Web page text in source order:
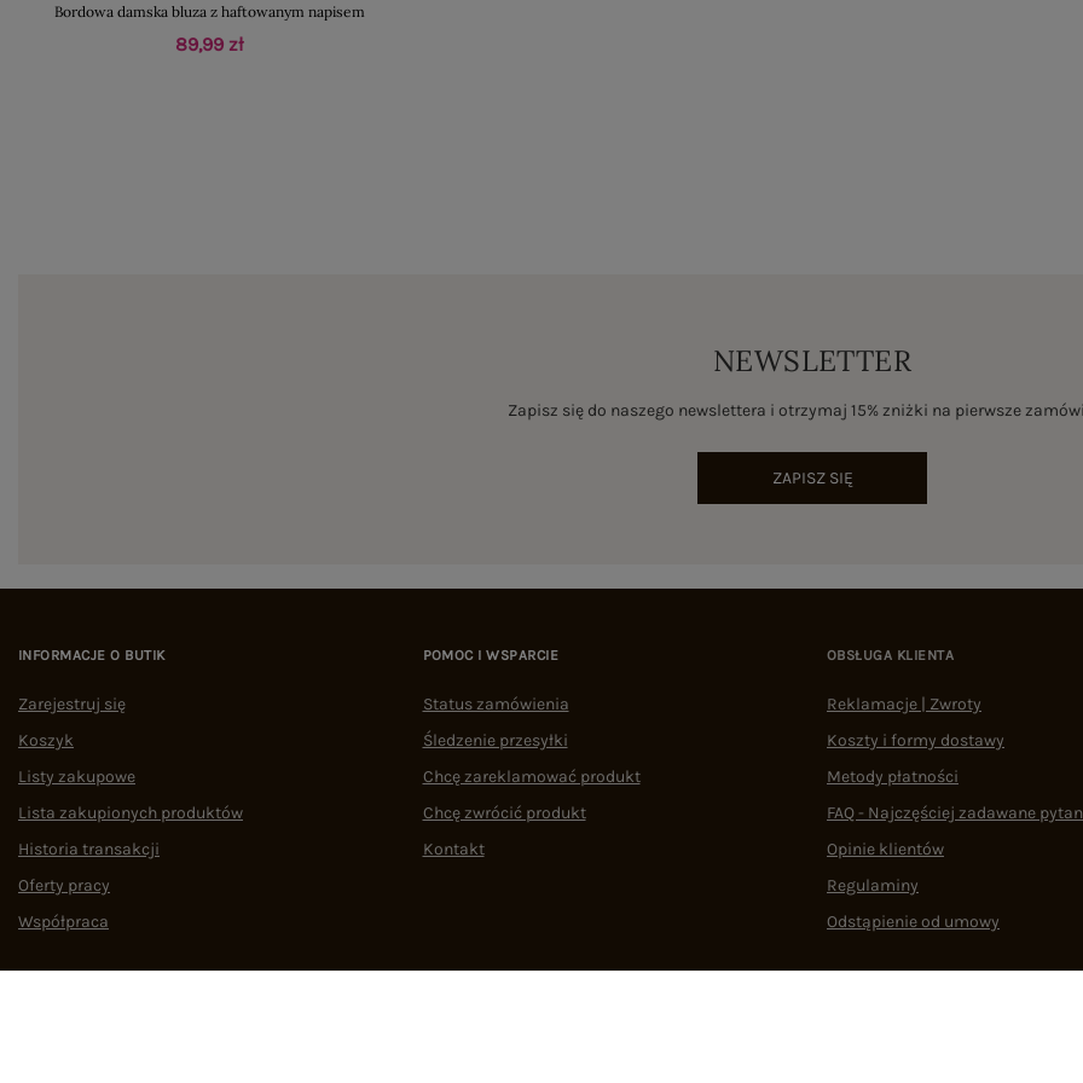
Bordowa damska bluza z haftowanym napisem
89,99 zł
NEWSLETTER
Zapisz się do naszego newslettera i otrzymaj 15% zniżki na pierwsze
ZAPISZ SIĘ
INFORMACJE O BUTIK
Zarejestruj się
Koszyk
Listy zakupowe
Lista zakupionych produktów
Historia transakcji
Oferty pracy
Współpraca
POMOC I WSPARCIE
Status zamówienia
Śledzenie przesyłki
Chcę zareklamować produkt
Chcę zwrócić produkt
Kontakt
OBSŁUGA KLIENTA
Reklamacje | Zwroty
Koszty i formy dostawy
Metody płatności
FAQ - Najczęściej zadawane
Opinie klientów
Regulaminy
Odstąpienie od umowy